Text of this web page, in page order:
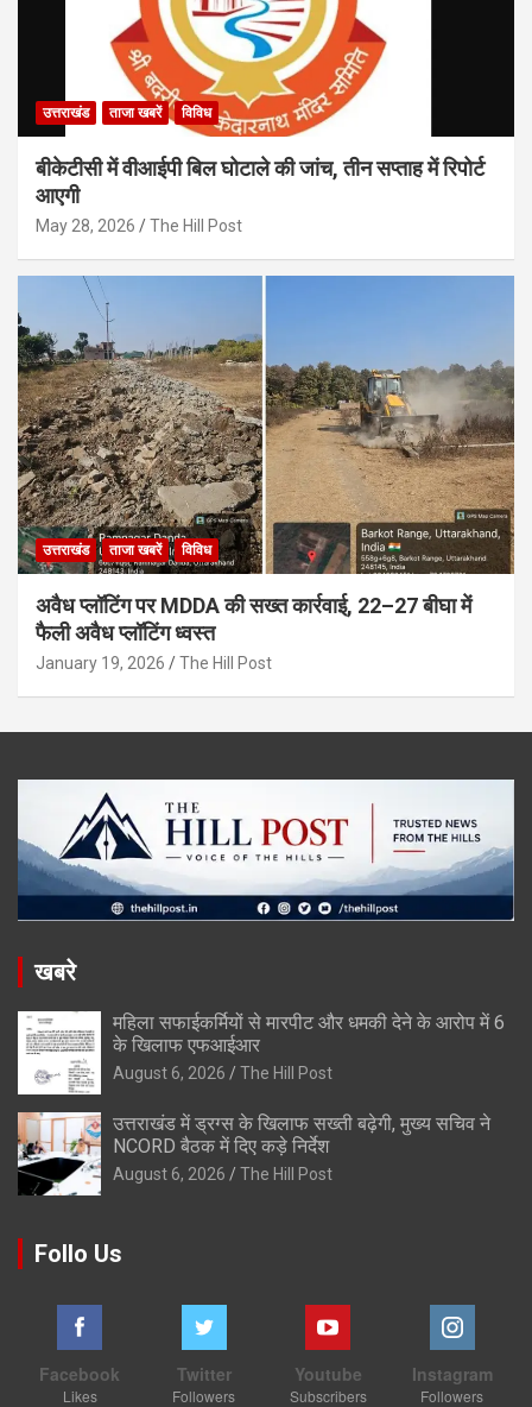
उत्तराखंड ताजा खबरें विविध
बीकेटीसी में वीआईपी बिल घोटाले की जांच, तीन सप्ताह में रिपोर्ट
आएगी
May 28, 2026 The Hill Post
उत्तराखंड ताजा खबरें विविध
अवैध प्लॉटिंग पर MDDA की सख्त कार्रवाई, 22–27 बीघा में
फैली अवैध प्लॉटिंग ध्वस्त
January 19, 2026 The Hill Post
खबरे
महिला सफाईकर्मियों से मारपीट और धमकी देने के आरोप में 6
के खिलाफ एफआईआर
August 6, 2026 The Hill Post
उत्तराखंड में ड्रग्स के खिलाफ सख्ती बढ़ेगी, मुख्य सचिव ने
NCORD बैठक में दिए कड़े निर्देश
August 6, 2026 The Hill Post
Follo Us
Facebook
Likes
Twitter
Followers
Youtube
Subscribers
Instagram
Followers